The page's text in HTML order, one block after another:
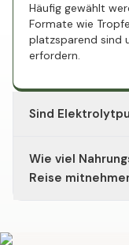
Häufig gewählt
Formate wie
platzsparend sind
erfordern.
Sind
Reisen oder
von sportlicher
Wie viel
Reise